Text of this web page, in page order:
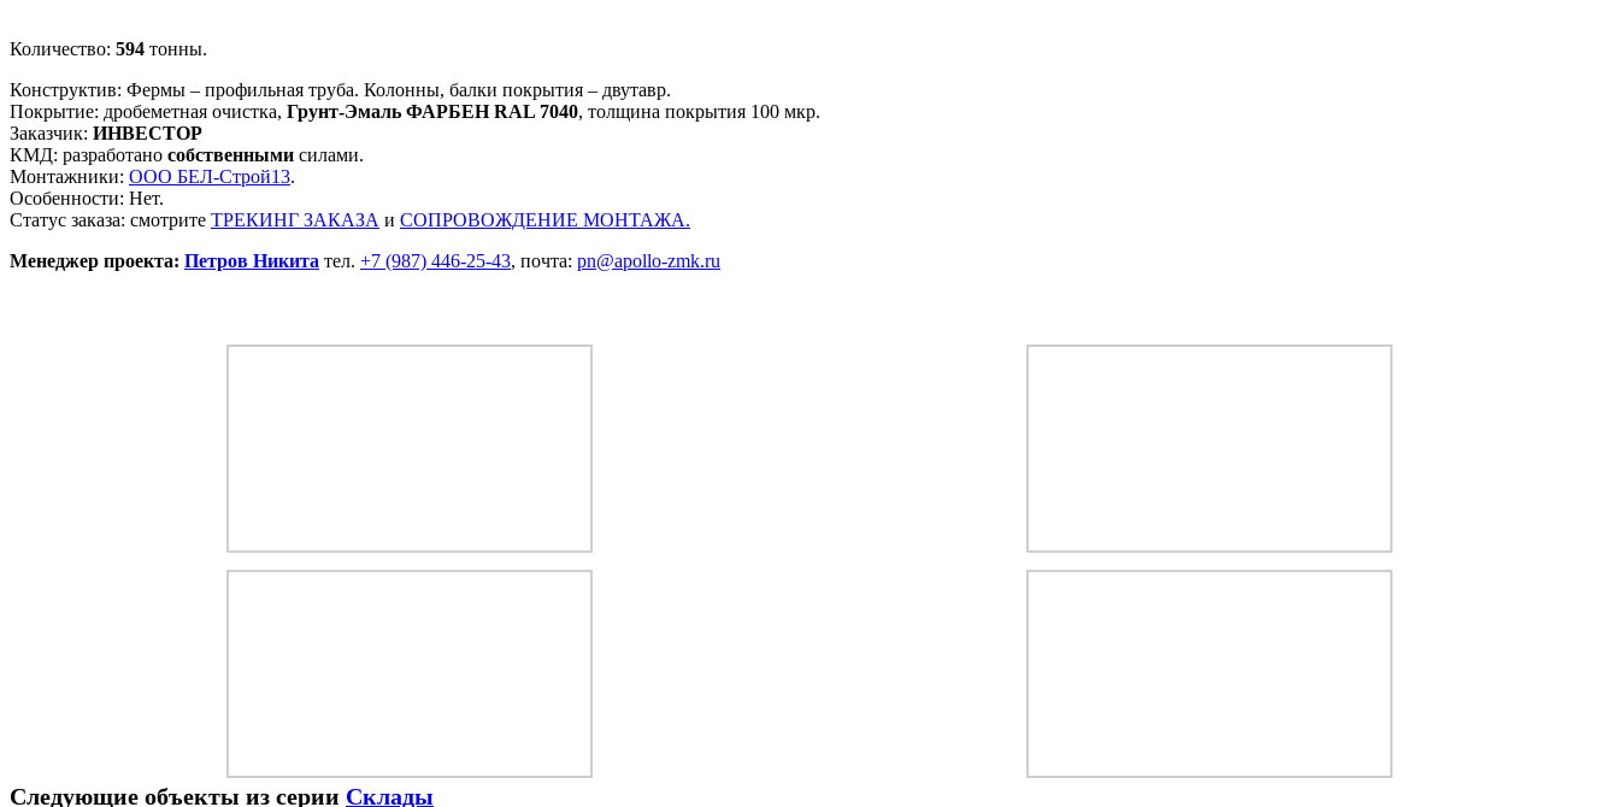
Количество: 594 тонны.
Конструктив: Фермы – профильная труба. Колонны, балки покрытия – двутавр.
Покрытие: дробеметная очистка, Грунт-Эмаль ФАРБЕН RAL 7040, толщина покрытия 100 мкр.
Заказчик: ИНВЕСТОР
КМД: разработано собственными силами.
Монтажники: ООО БЕЛ-Строй13.
Особенности: Нет.
Статус заказа: смотрите ТРЕКИНГ ЗАКАЗА и СОПРОВОЖДЕНИЕ МОНТАЖА.
Менеджер проекта: Петров Никита тел. +7 (987) 446-25-43, почта: pn@apollo-zmk.ru
Следующие объекты из серии Склады